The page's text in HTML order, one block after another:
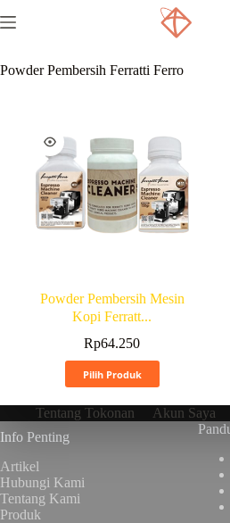
Powder Pembersih Ferratti Ferro
Powder Pembersih Mesin
Kopi Ferratt...
Rp64.250
Pilih Produk
Tentang Tokonan
Akun Saya
Info Penting
Artikel
Hubungi Kami
Tentang Kami
Produk